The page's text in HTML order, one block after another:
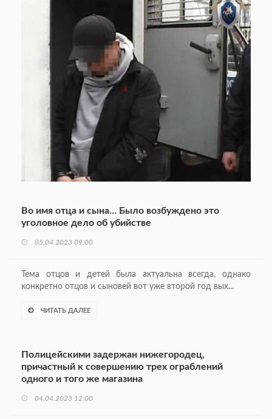
Во имя отца и сына… Было возбуждено это
уголовное дело об убийстве
05.04.2023 09:00
Тема отцов и детей была актуальна всегда, однако
конкретно отцов и сыновей вот уже второй год вых...
ЧИТАТЬ ДАЛЕЕ
Полицейскими задержан нижегородец,
причастный к совершению трех ограблений
одного и того же магазина
04.04.2023 12:00